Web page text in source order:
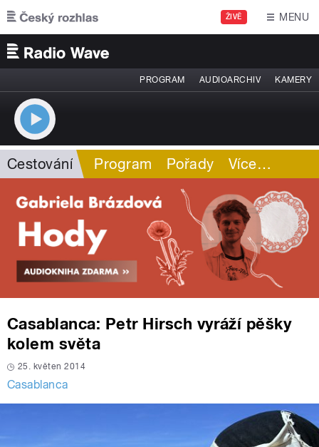
Přejít k hlavnímu obsahu
ŽIVĚ MENU
PROGRAM AUDIOARCHIV KAMERY
Cestování Program Pořady Více…
Casablanca: Petr Hirsch vyráží pěšky
kolem světa
25. květen 2014
Casablanca